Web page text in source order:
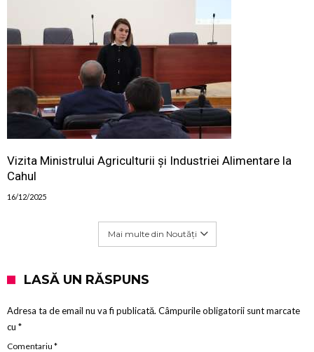
Vizita Ministrului Agriculturii și Industriei Alimentare la
Cahul
16/12/2025
Mai multe din Noutăți
LASĂ UN RĂSPUNS
Adresa ta de email nu va fi publicată. Câmpurile obligatorii sunt marcate
cu *
Comentariu *